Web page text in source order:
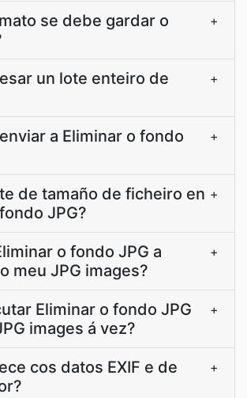
se debe gardar o
+
un lote enteiro de
+
a Eliminar o fondo
+
de tamaño de ficheiro en
JPG?
+
o fondo JPG a
meu JPG images?
+
Eliminar o fondo JPG
images á vez?
+
cos datos EXIF e de
+